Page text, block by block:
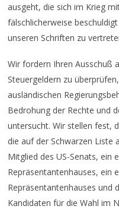
ausgeht, die sich im Krieg
fälschlicherweise
unseren Schriften zu
Wir fordern Ihren Ausschuß
Steuergeldern zu
ausländischen
Bedrohung der Rechte und
untersucht. Wir stellen fest,
die auf der Schwarzen Liste
Mitglied des US-Senats, ein
Repräsentantenhauses, ein
Repräsentantenhauses und
Kandidaten für die Wahl im